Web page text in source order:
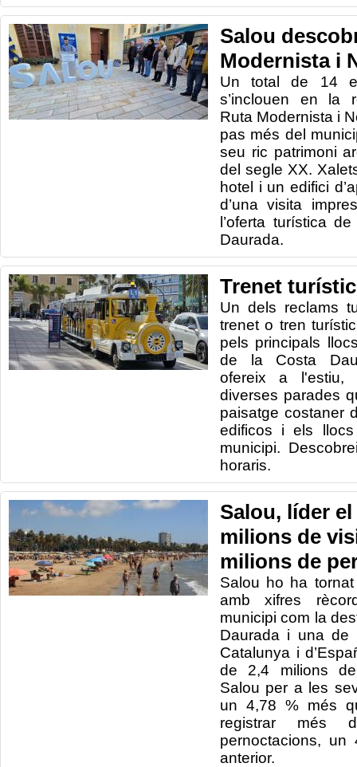
Salou
Modernista i
Un total de 14
s’inclouen en la
Ruta Modernista i
pas més del
seu ric patrimoni
del segle XX.
hotel i un edifici
d’una visita
l’oferta turística
Daurada.
Trenet
Un dels reclams
trenet o tren
pels principals
de la Costa
ofereix a l'estiu,
diverses parades
paisatge costaner
edificos
i els
municipi.
horaris.
Salou, líder el
milions de
milions de
Salou ho ha
amb xifres
municipi com la
Daurada i una de
Catalunya i
de 2,4 milions
Salou per a les
un 4,78 % més
registrar més
pernoctacions, un
anterior.